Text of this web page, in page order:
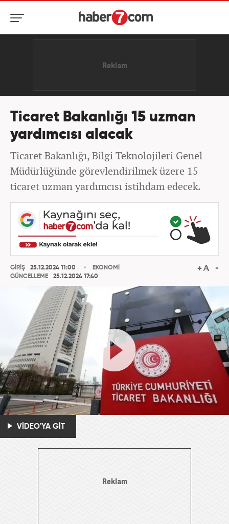
Ticaret Bakanlığı 15 uzman
yardımcısı alacak
Ticaret Bakanlığı, Bilgi Teknolojileri Genel
Müdürlüğünde görevlendirilmek üzere 15
ticaret uzman yardımcısı istihdam edecek.
GİRİŞ
25.12.2024 11:00
GÜNCELLEME
25.12.2024 17:40
EKONOMİ
VİDEO'YA GİT